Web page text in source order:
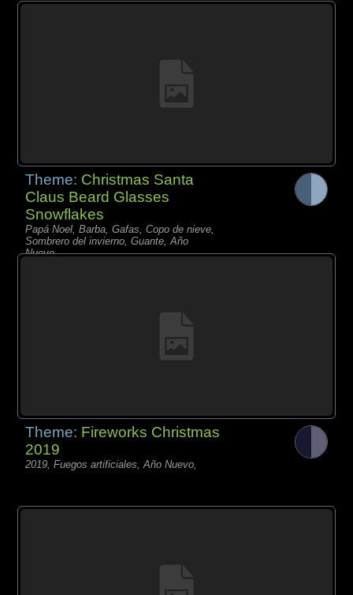
Theme: Christmas Santa
Claus Beard Glasses
Snowflakes
Papá Noel, Barba, Gafas, Copo de nieve,
Sombrero del invierno, Guante, Año
Nuevo,
Theme: Fireworks Christmas
2019
2019, Fuegos artificiales, Año Nuevo,